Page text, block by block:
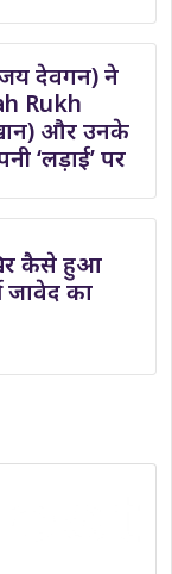
देवगन) ने
Rukh
और उनके
‘लड़ाई’ पर
कैसे हुआ
जावेद का